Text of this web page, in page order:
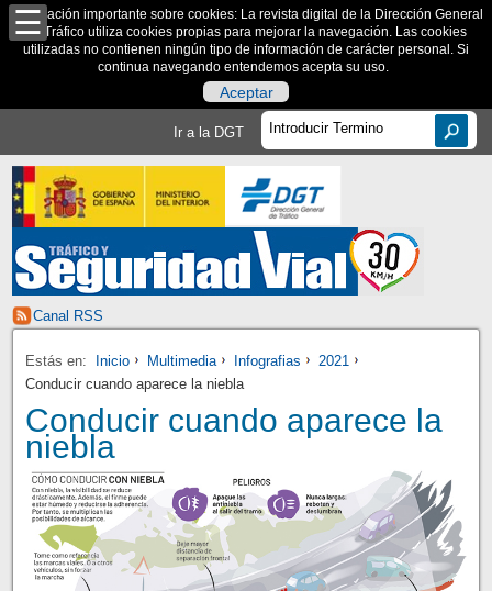
Información importante sobre cookies: La revista digital de la Dirección General
de Tráfico utiliza cookies propias para mejorar la navegación. Las cookies
utilizadas no contienen ningún tipo de información de carácter personal. Si
continua navegando entendemos acepta su uso.
Aceptar
Ir a la DGT
Canal RSS
Estás en: Inicio Multimedia Infografias
2021
Conducir cuando aparece la niebla
Conducir cuando aparece la
niebla